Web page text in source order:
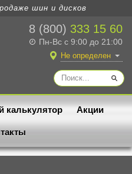
шин и дисков
8 (800) 333 15 60
Пн-Вс с 9:00 до 21:00
Не определен
калькулятор Акции